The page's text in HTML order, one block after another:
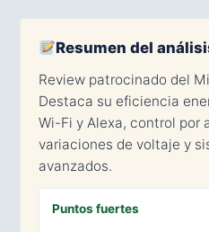
Resumen del
Review patrocinado del
Destaca su eficiencia
Wi-Fi y Alexa, control por
variaciones de voltaje y
avanzados.
Puntos fuertes